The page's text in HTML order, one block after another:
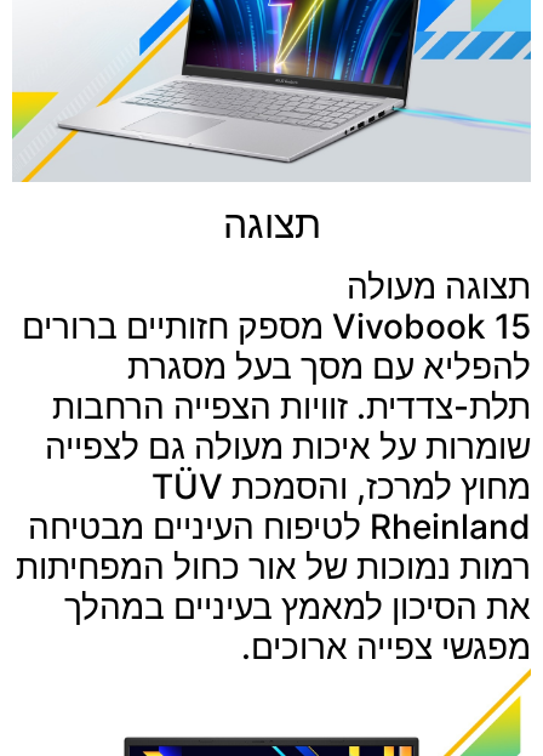
תצוגה
תצוגה מעולה
Vivobook 15 מספק חזותיים ברורים
להפליא עם מסך בעל מסגרת
תלת-צדדית. זוויות הצפייה הרחבות
שומרות על איכות מעולה גם לצפייה
מחוץ למרכז, והסמכת TÜV
Rheinland לטיפוח העיניים מבטיחה
רמות נמוכות של אור כחול המפחיתות
את הסיכון למאמץ בעיניים במהלך
מפגשי צפייה ארוכים.